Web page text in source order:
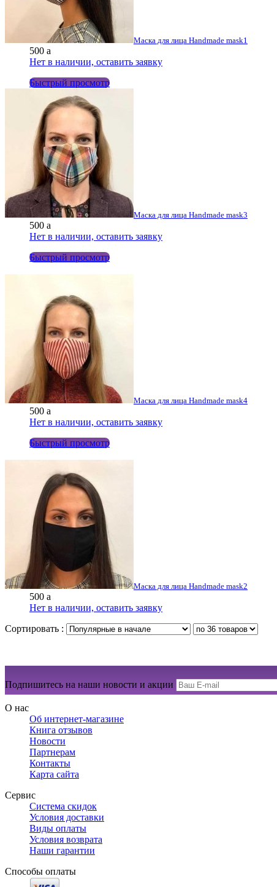
Маска для лица Handmade mask1
500 a
Нет в наличии, оставить заявку
Быстрый просмотр
Маска для лица Handmade mask3
500 a
Нет в наличии, оставить заявку
Быстрый просмотр
Маска для лица Handmade mask4
500 a
Нет в наличии, оставить заявку
Быстрый просмотр
Маска для лица Handmade mask2
500 a
Нет в наличии, оставить заявку
Сортировать :
Подпишитесь на наши новости и акции
О нас
Об интернет-магазине
Книга отзывов
Новости
Партнерам
Контакты
Карта сайта
Сервис
Система скидок
Условия доставки
Виды оплаты
Условия возврата
Наши гарантии
Способы оплаты